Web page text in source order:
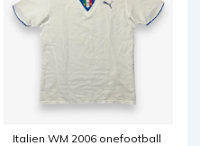
Italien WM 2006 onefootball